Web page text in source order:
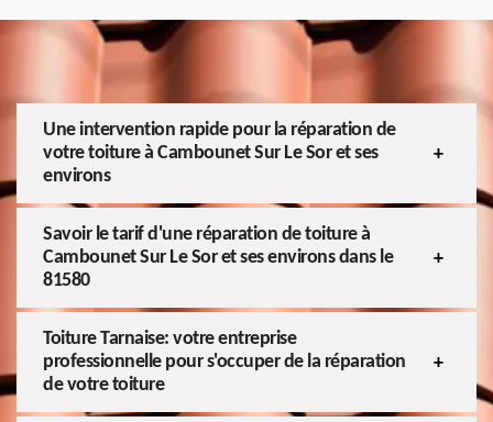
Une intervention rapide pour la réparation de
votre toiture à Cambounet Sur Le Sor et ses
environs
Savoir le tarif d'une réparation de toiture à
Cambounet Sur Le Sor et ses environs dans le
81580
Toiture Tarnaise: votre entreprise
professionnelle pour s'occuper de la réparation
de votre toiture